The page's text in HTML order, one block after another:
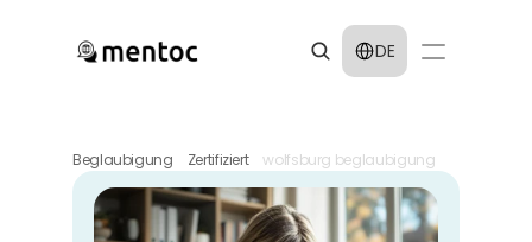
Select Language
DE
Beglaubigung Zertifiziert wolfsburg beglaubigung